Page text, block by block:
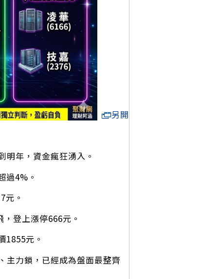
另開
明年，資金瘋狂湧入。
過4%。
元。
登上漲停666元。
1855元。
主力鎖，已經成為盤面最整齊